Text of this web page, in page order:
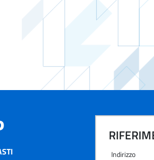
Indirizzo